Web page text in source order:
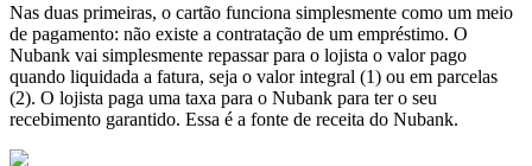
Nas duas primeiras, o cartão funciona simplesmente como um meio
de pagamento: não existe a contratação de um empréstimo. O
Nubank vai simplesmente repassar para o lojista o valor pago
quando liquidada a fatura, seja o valor integral (1) ou em parcelas
(2). O lojista paga uma taxa para o Nubank para ter o seu
recebimento garantido. Essa é a fonte de receita do Nubank.